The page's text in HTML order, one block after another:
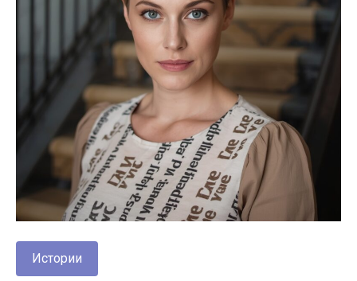
Истории